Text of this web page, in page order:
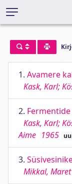
1. Avamere
Kask, Karl;
2.
Kask, Karl;
Aime 1965
3.
Mikkal, Maret